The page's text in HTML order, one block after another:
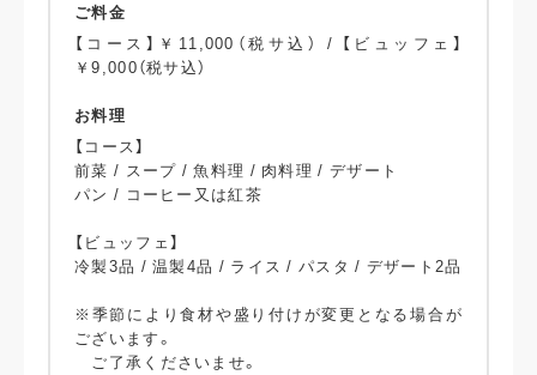
ご料金
【コース】￥11,000（税サ込） / 【ビュッフェ】
￥9,000（税サ込）
お料理
【コース】
前菜 / スープ / 魚料理 / 肉料理 / デザート
パン / コーヒー又は紅茶
【ビュッフェ】
冷製3品 / 温製4品 / ライス / パスタ / デザート2品
※季節により食材や盛り付けが変更となる場合が
ございます。
ご了承くださいませ。